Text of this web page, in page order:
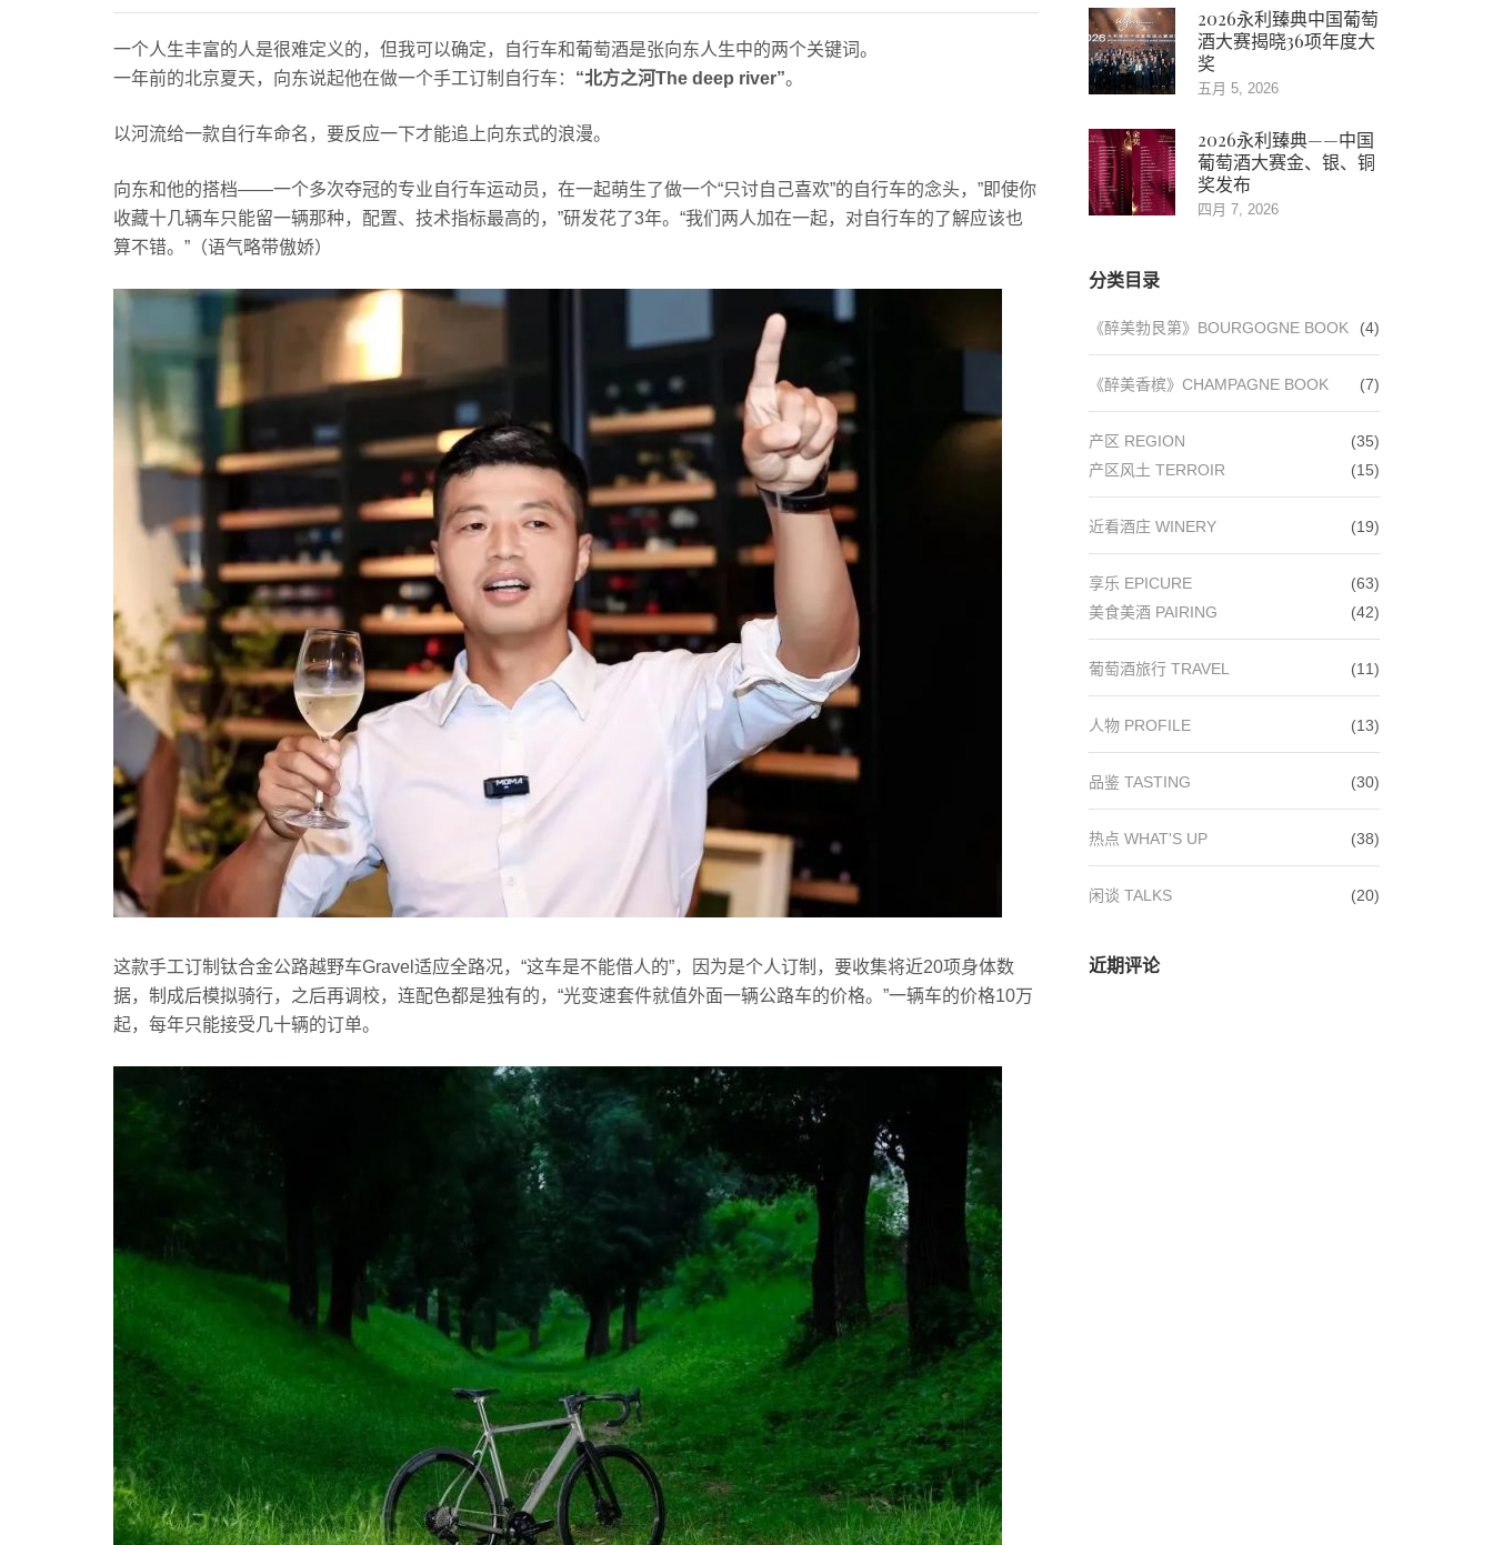
一个人生丰富的人是很难定义的，但我可以确定，自行车和葡萄酒是张向东人生中的两个关键词。
一年前的北京夏天，向东说起他在做一个手工订制自行车： “北方之河The deep river”。
以河流给一款自行车命名，要反应一下才能追上向东式的浪漫。
向东和他的搭档——一个多次夺冠的专业自行车运动员，在一起萌生了做一个“只讨自己喜欢”的自行车的念头，”即使你
收藏十几辆车只能留一辆那种，配置、技术指标最高的，”研发花了3年。“我们两人加在一起，对自行车的了解应该也
算不错。”（语气略带傲娇）
这款手工订制钛合金公路越野车Gravel适应全路况，“这车是不能借人的”，因为是个人订制，要收集将近20项身体数
据，制成后模拟骑行，之后再调校，连配色都是独有的，“光变速套件就值外面一辆公路车的价格。”一辆车的价格10万
起，每年只能接受几十辆的订单。
2026永利臻典中国葡萄
酒大赛揭晓36项年度大
奖
五月 5, 2026
2026永利臻典——中国
葡萄酒大赛金、银、铜
奖发布
四月 7, 2026
分类目录
《醉美勃艮第》BOURGOGNE BOOK (4)
《醉美香槟》CHAMPAGNE BOOK (7)
产区 REGION
(35)
产区风土 TERROIR
(15)
近看酒庄 WINERY (19)
享乐 EPICURE
(63)
美食美酒 PAIRING
(42)
葡萄酒旅行 TRAVEL (11)
人物 PROFILE (13)
品鉴 TASTING (30)
热点 WHAT'S UP (38)
闲谈 TALKS (20)
近期评论